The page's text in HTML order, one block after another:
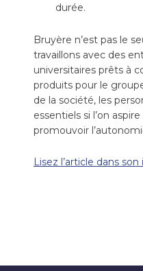
durée.
Bruyère n’est pas le
travaillons avec des
universitaires prêts à
produits pour le
de la société, les
essentiels si l’on
promouvoir
Lisez l’article dans